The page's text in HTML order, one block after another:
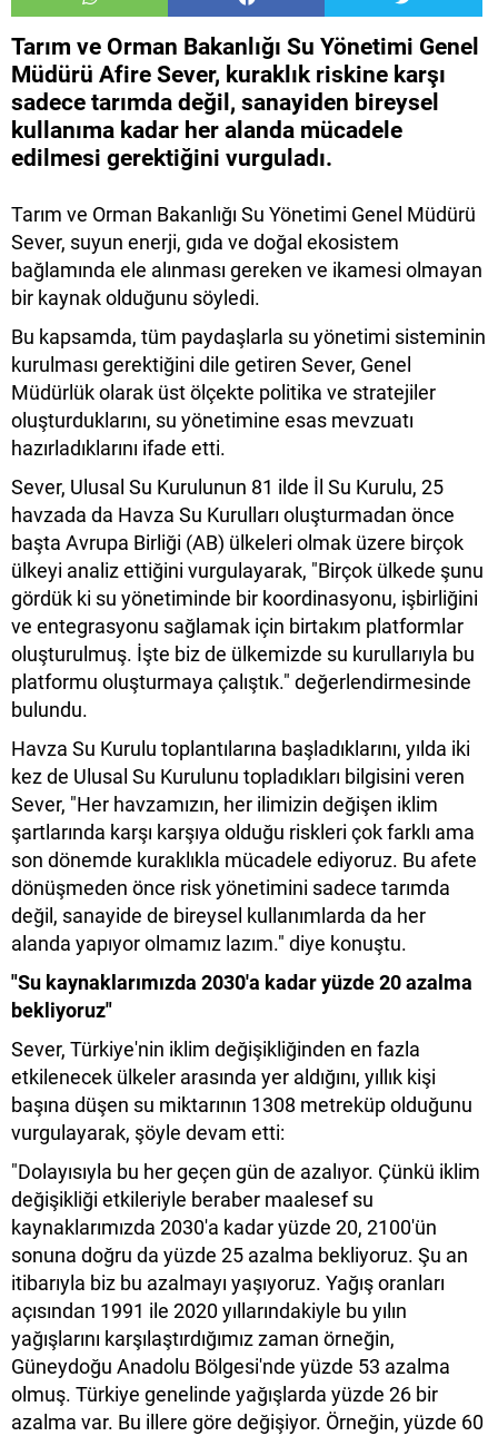
Tarım ve Orman Bakanlığı Su Yönetimi Genel
Müdürü Afire Sever, kuraklık riskine karşı
sadece tarımda değil, sanayiden bireysel
kullanıma kadar her alanda mücadele
edilmesi gerektiğini vurguladı.
Tarım ve Orman Bakanlığı Su Yönetimi Genel Müdürü
Sever, suyun enerji, gıda ve doğal ekosistem
bağlamında ele alınması gereken ve ikamesi olmayan
bir kaynak olduğunu söyledi.
Bu kapsamda, tüm paydaşlarla su yönetimi sisteminin
kurulması gerektiğini dile getiren Sever, Genel
Müdürlük olarak üst ölçekte politika ve stratejiler
oluşturduklarını, su yönetimine esas mevzuatı
hazırladıklarını ifade etti.
Sever, Ulusal Su Kurulunun 81 ilde İl Su Kurulu, 25
havzada da Havza Su Kurulları oluşturmadan önce
başta Avrupa Birliği (AB) ülkeleri olmak üzere birçok
ülkeyi analiz ettiğini vurgulayarak, "Birçok ülkede şunu
gördük ki su yönetiminde bir koordinasyonu, işbirliğini
ve entegrasyonu sağlamak için birtakım platformlar
oluşturulmuş. İşte biz de ülkemizde su kurullarıyla bu
platformu oluşturmaya çalıştık." değerlendirmesinde
bulundu.
Havza Su Kurulu toplantılarına başladıklarını, yılda iki
kez de Ulusal Su Kurulunu topladıkları bilgisini veren
Sever, "Her havzamızın, her ilimizin değişen iklim
şartlarında karşı karşıya olduğu riskleri çok farklı ama
son dönemde kuraklıkla mücadele ediyoruz. Bu afete
dönüşmeden önce risk yönetimini sadece tarımda
değil, sanayide de bireysel kullanımlarda da her
alanda yapıyor olmamız lazım." diye konuştu.
"Su kaynaklarımızda 2030'a kadar yüzde 20 azalma
bekliyoruz"
Sever, Türkiye'nin iklim değişikliğinden en fazla
etkilenecek ülkeler arasında yer aldığını, yıllık kişi
başına düşen su miktarının 1308 metreküp olduğunu
vurgulayarak, şöyle devam etti:
"Dolayısıyla bu her geçen gün de azalıyor. Çünkü iklim
değişikliği etkileriyle beraber maalesef su
kaynaklarımızda 2030'a kadar yüzde 20, 2100'ün
sonuna doğru da yüzde 25 azalma bekliyoruz. Şu an
itibarıyla biz bu azalmayı yaşıyoruz. Yağış oranları
açısından 1991 ile 2020 yıllarındakiyle bu yılın
yağışlarını karşılaştırdığımız zaman örneğin,
Güneydoğu Anadolu Bölgesi'nde yüzde 53 azalma
olmuş. Türkiye genelinde yağışlarda yüzde 26 bir
azalma var. Bu illere göre değişiyor. Örneğin, yüzde 60